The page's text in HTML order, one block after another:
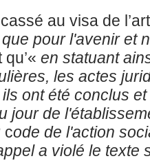
cassé au visa de
pour l'avenir et
en statuant
les actes
ont été conclus
jour de
code de l'action
a violé le texte